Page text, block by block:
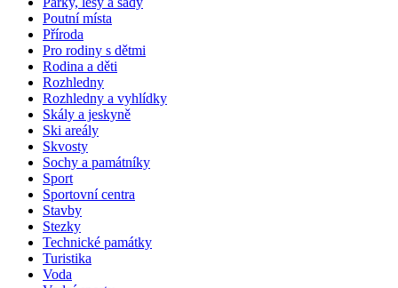
Poutní místa
Příroda
Pro rodiny s dětmi
Rodina a děti
Rozhledny
Rozhledny a vyhlídky
Skály a jeskyně
Ski areály
Skvosty
Sochy a památníky
Sport
Sportovní centra
Stavby
Stezky
Technické památky
Turistika
Voda